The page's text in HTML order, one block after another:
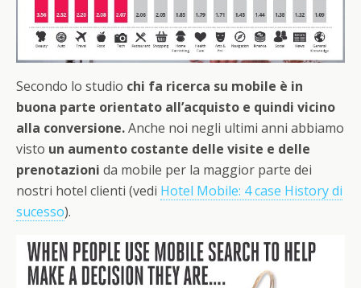
Secondo lo studio chi fa ricerca su mobile è in
buona parte orientato all’acquisto e quindi vicino
alla conversione.Anche noi negli ultimi anni abbiamo
visto un aumento costante delle visite e delle
prenotazioni da mobile per la maggior parte dei
nostri hotel clienti (vedi Hotel Mobile: 4 case History di
sucesso).